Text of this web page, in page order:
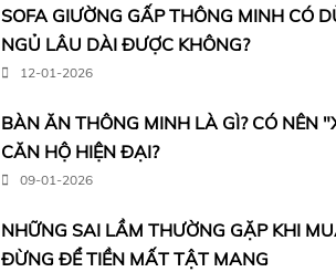
SOFA GIƯỜNG GẤP THÔNG MINH CÓ
NGỦ LÂU DÀI ĐƯỢC KHÔNG?
12-01-2026
BÀN ĂN THÔNG MINH LÀ GÌ? CÓ NÊN
CĂN HỘ HIỆN ĐẠI?
09-01-2026
NHỮNG SAI LẦM THƯỜNG GẶP KHI
ĐỪNG ĐỂ TIỀN MẤT TẬT MANG